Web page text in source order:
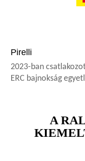
Pirelli
2023-ban
ERC bajnokság
A